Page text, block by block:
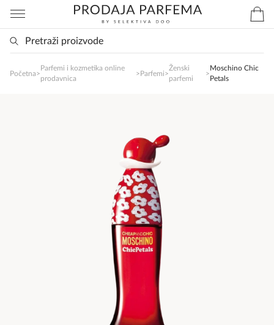
Početna>
Parfemi i kozmetika online
prodavnica
>Parfemi>
Ženski
parfemi
>
Moschino Chic
Petals
SlađanAi Asistent
poručite svoj omiljeni parfem danas ali i za